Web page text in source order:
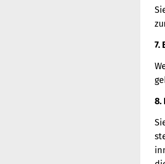
7.
8.